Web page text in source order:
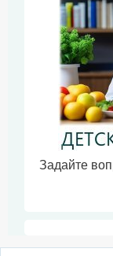
Задайте